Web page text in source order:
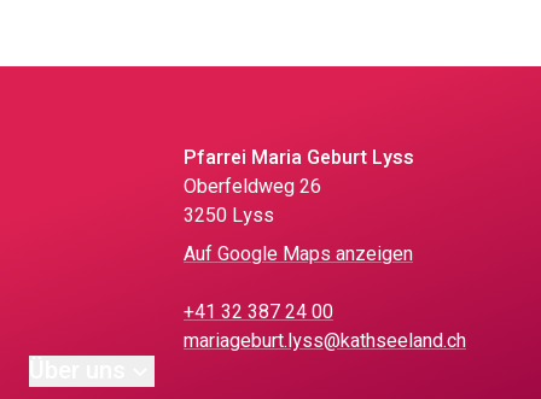
Pfarrei Maria Geburt Lyss
Oberfeldweg 26
3250 Lyss
Auf Google Maps anzeigen
+41 32 387 24 00
mariageburt.lyss@kathseeland.ch